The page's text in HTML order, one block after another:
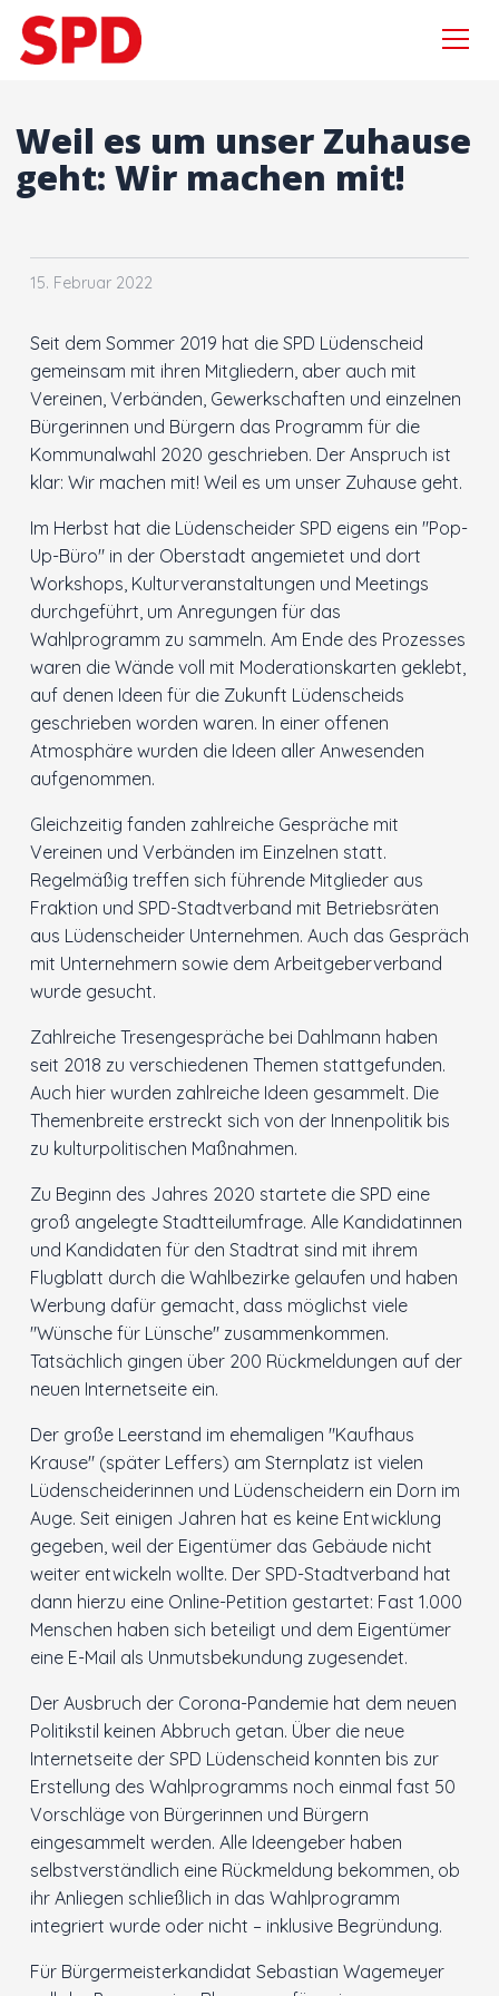
Menü
×
Gordan Dudas MdL
Wahlprogramm
Kooperationsvertrag
Innenstadt
Der Ortsverein
Ratsfraktion
Arbeitsgemeinschaften
Kontakt
Weil es um unser Zuhause
geht: Wir machen mit!
15. Februar 2022
Seit dem Sommer 2019 hat die SPD Lüdenscheid
gemeinsam mit ihren Mitgliedern, aber auch mit
Vereinen, Verbänden, Gewerkschaften und einzelnen
Bürgerinnen und Bürgern das Programm für die
Kommunalwahl 2020 geschrieben. Der Anspruch ist
klar: Wir machen mit! Weil es um unser Zuhause geht.
Im Herbst hat die Lüdenscheider SPD eigens ein "Pop-
Up-Büro" in der Oberstadt angemietet und dort
Workshops, Kulturveranstaltungen und Meetings
durchgeführt, um Anregungen für das
Wahlprogramm zu sammeln. Am Ende des Prozesses
waren die Wände voll mit Moderationskarten geklebt,
auf denen Ideen für die Zukunft Lüdenscheids
geschrieben worden waren. In einer offenen
Atmosphäre wurden die Ideen aller Anwesenden
aufgenommen.
Gleichzeitig fanden zahlreiche Gespräche mit
Vereinen und Verbänden im Einzelnen statt.
Regelmäßig treffen sich führende Mitglieder aus
Fraktion und SPD-Stadtverband mit Betriebsräten
aus Lüdenscheider Unternehmen. Auch das Gespräch
mit Unternehmern sowie dem Arbeitgeberverband
wurde gesucht.
Zahlreiche Tresengespräche bei Dahlmann haben
seit 2018 zu verschiedenen Themen stattgefunden.
Auch hier wurden zahlreiche Ideen gesammelt. Die
Themenbreite erstreckt sich von der Innenpolitik bis
zu kulturpolitischen Maßnahmen.
Zu Beginn des Jahres 2020 startete die SPD eine
groß angelegte Stadtteilumfrage. Alle Kandidatinnen
und Kandidaten für den Stadtrat sind mit ihrem
Flugblatt durch die Wahlbezirke gelaufen und haben
Werbung dafür gemacht, dass möglichst viele
"Wünsche für Lünsche" zusammenkommen.
Tatsächlich gingen über 200 Rückmeldungen auf der
neuen Internetseite ein.
Der große Leerstand im ehemaligen "Kaufhaus
Krause" (später Leffers) am Sternplatz ist vielen
Lüdenscheiderinnen und Lüdenscheidern ein Dorn im
Auge. Seit einigen Jahren hat es keine Entwicklung
gegeben, weil der Eigentümer das Gebäude nicht
weiter entwickeln wollte. Der SPD-Stadtverband hat
dann hierzu eine Online-Petition gestartet: Fast 1.000
Menschen haben sich beteiligt und dem Eigentümer
eine E-Mail als Unmutsbekundung zugesendet.
Der Ausbruch der Corona-Pandemie hat dem neuen
Politikstil keinen Abbruch getan. Über die neue
Internetseite der SPD Lüdenscheid konnten bis zur
Erstellung des Wahlprogramms noch einmal fast 50
Vorschläge von Bürgerinnen und Bürgern
eingesammelt werden. Alle Ideengeber haben
selbstverständlich eine Rückmeldung bekommen, ob
ihr Anliegen schließlich in das Wahlprogramm
integriert wurde oder nicht – inklusive Begründung.
Für Bürgermeisterkandidat Sebastian Wagemeyer